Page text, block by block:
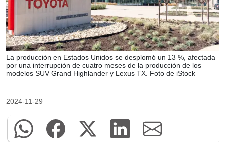
La producción en Estados Unidos se desplomó un 13 %, afectada
por una interrupción de cuatro meses de la producción de los
modelos SUV Grand Highlander y Lexus TX. Foto de iStock
2024-11-29